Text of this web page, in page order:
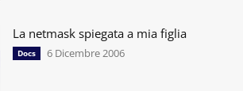
La netmask spiegata a mia figlia
Docs 6 Dicembre 2006